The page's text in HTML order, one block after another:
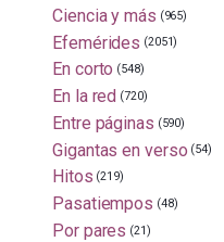
Ciencia y más (965)
Efemérides (2051)
En corto (548)
En la red (720)
Entre páginas (590)
Gigantas en verso (54)
Hitos (219)
Pasatiempos (48)
Por pares (21)